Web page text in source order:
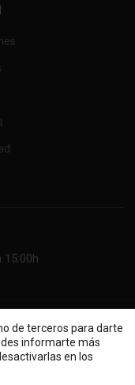
15:00h
por
de terceros para darte
informarte más
en los